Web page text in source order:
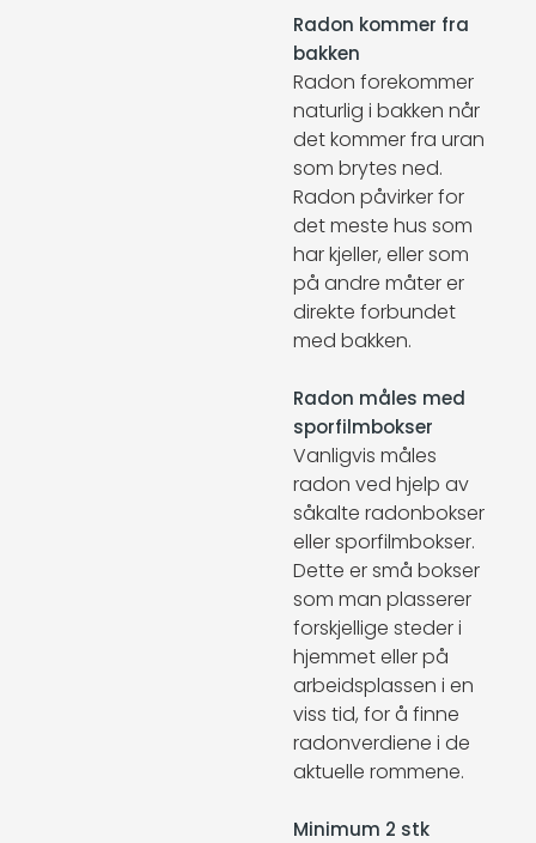
Radon kommer fra
bakken
Radon forekommer
naturlig i bakken når
det kommer fra uran
som brytes ned.
Radon påvirker for
det meste hus som
har kjeller, eller som
på andre måter er
direkte forbundet
med bakken.
Radon måles med
sporfilmbokser
Vanligvis måles
radon ved hjelp av
såkalte radonbokser
eller sporfilmbokser.
Dette er små bokser
som man plasserer
forskjellige steder i
hjemmet eller på
arbeidsplassen i en
viss tid, for å finne
radonverdiene i de
aktuelle rommene.
Minimum 2 stk